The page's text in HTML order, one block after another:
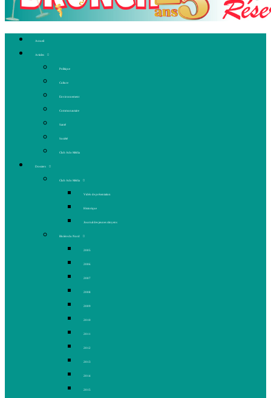
Accueil
Articles
Politique
Culture
Environnement
Communautaire
Santé
Société
Club Ado Média
Dossiers
Club Ado Média
Vidéo de présentation
Historique
Journal des jeunes citoyens
Rivière du Nord
2005
2006
2007
2008
2009
2010
2011
2012
2013
2014
2015